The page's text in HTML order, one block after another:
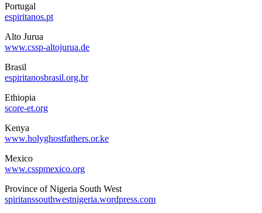
Portugal
espiritanos.pt
Alto Jurua
www.cssp-altojurua.de
Brasil
espiritanosbrasil.org.br
Ethiopia
score-et.org
Kenya
www.holyghostfathers.or.ke
Mexico
www.csspmexico.org
Province of Nigeria South West
spiritanssouthwestnigeria.wordpress.com